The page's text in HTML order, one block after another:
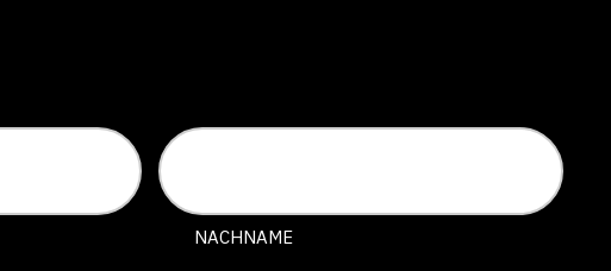
NACHNAME